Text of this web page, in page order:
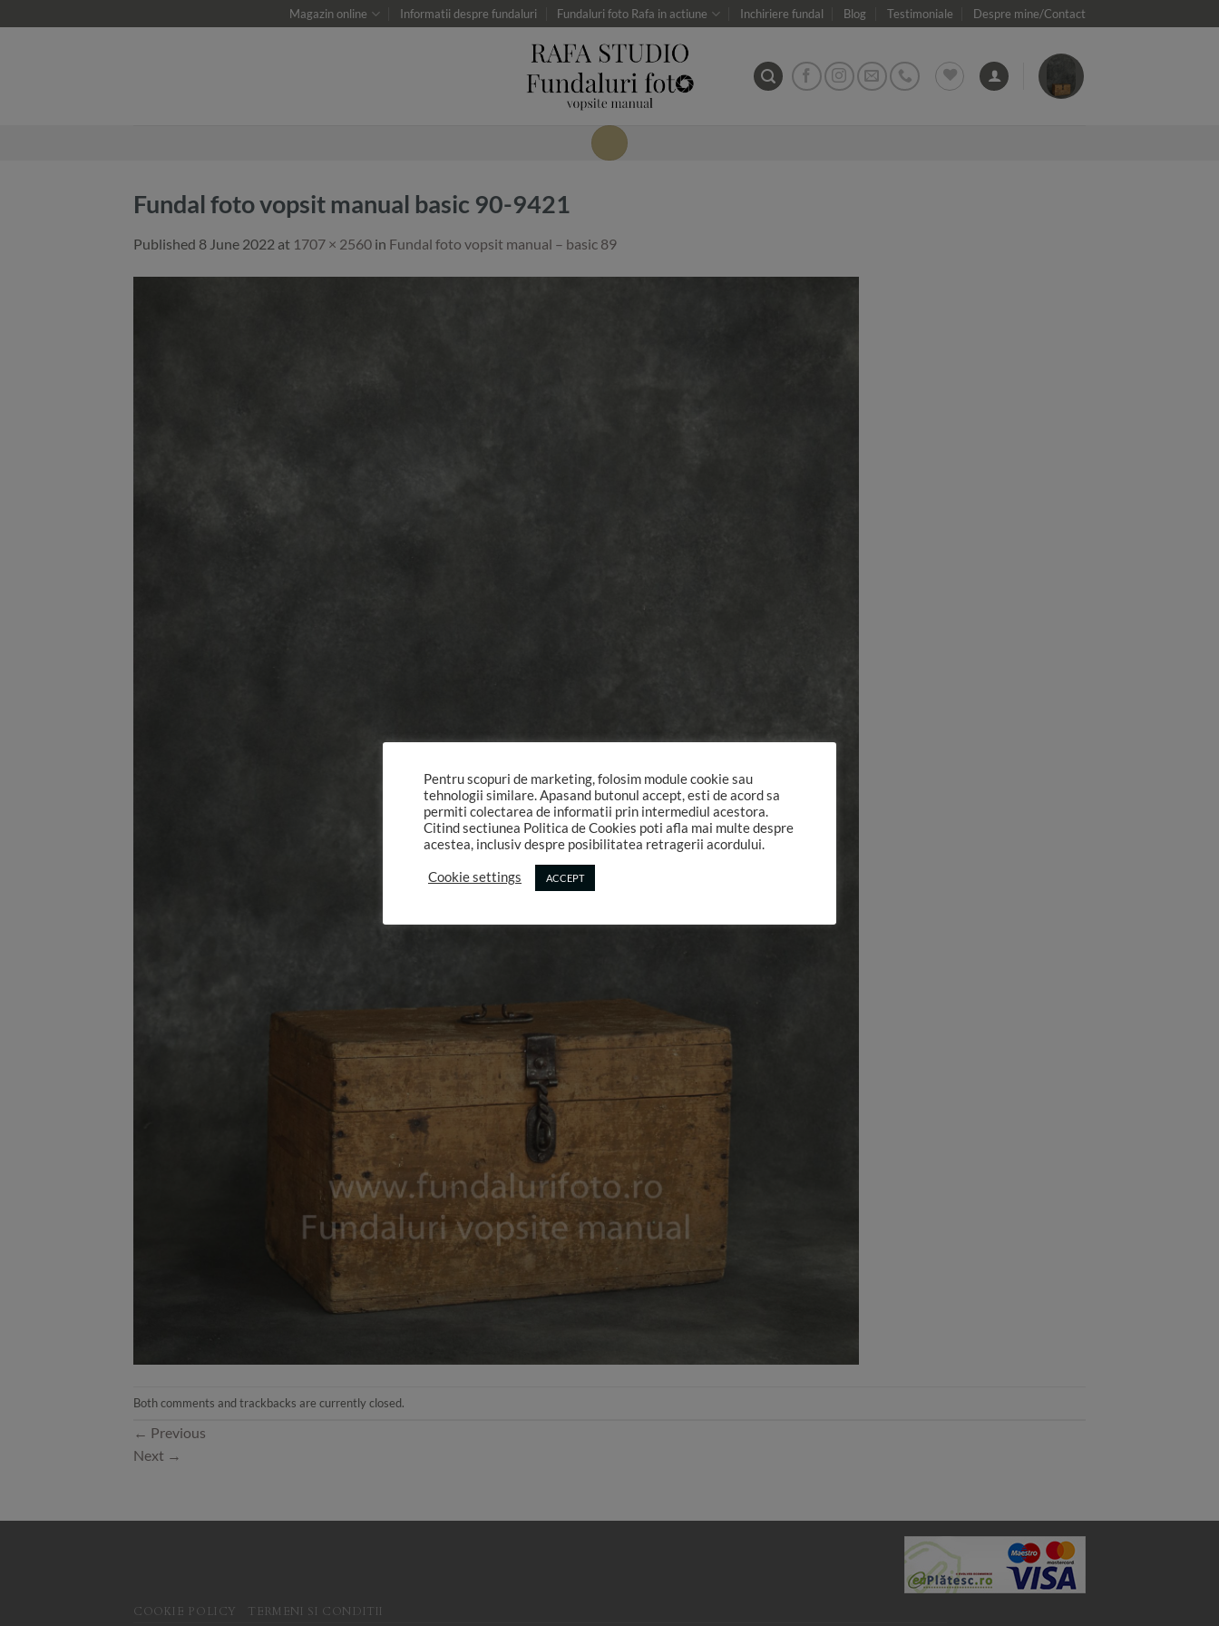
to
Magazin online Informatii despre fundaluri Fundaluri foto Rafa in actiune Inchiriere fundal Blog Testimoniale Despre mine/Contact
Fundal foto vopsit manual basic 90-9421
Published 8 June 2022 at 1707 × 2560 in Fundal foto vopsit manual – basic 89
Both comments and trackbacks are currently closed.
← Previous
Next →
COOKIE POLICY TERMENI SI CONDITII
Pentru scopuri de marketing, folosim module cookie sau
tehnologii similare. Apasand butonul accept, esti de acord sa
permiti colectarea de informatii prin intermediul acestora.
Citind sectiunea Politica de Cookies poti afla mai multe despre
acestea, inclusiv despre posibilitatea retragerii acordului.
Cookie settings ACCEPT